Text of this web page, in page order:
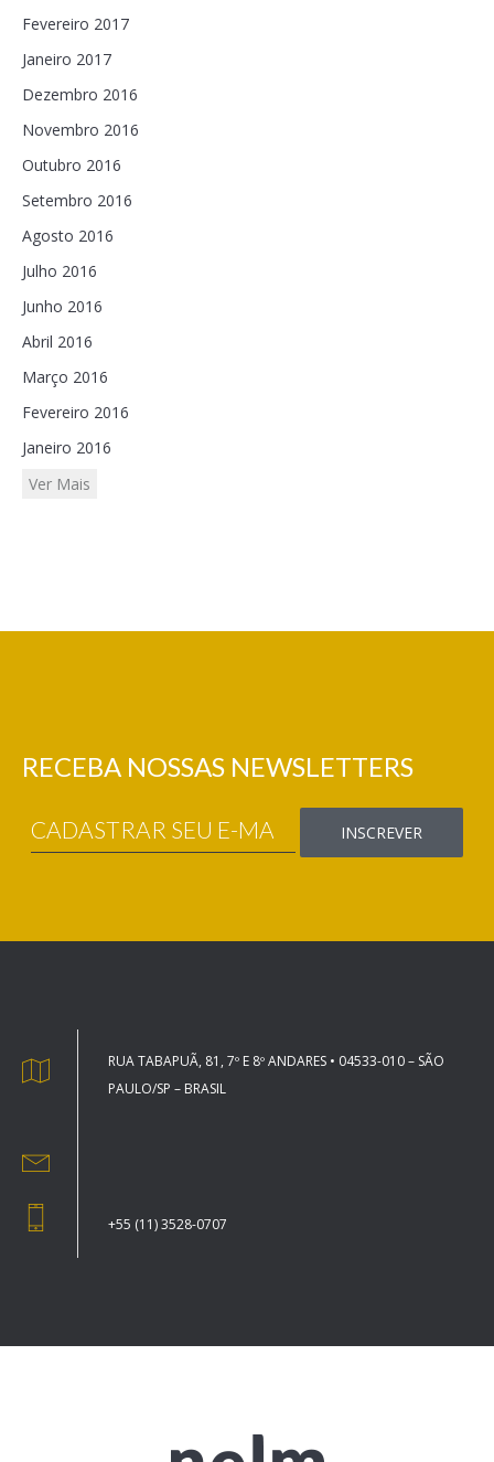
Fevereiro 2017
Janeiro 2017
Dezembro 2016
Novembro 2016
Outubro 2016
Setembro 2016
Agosto 2016
Julho 2016
Junho 2016
Abril 2016
Março 2016
Fevereiro 2016
Janeiro 2016
Ver Mais
RECEBA NOSSAS NEWSLETTERS
RUA TABAPUÃ, 81, 7º E 8º ANDARES • 04533-010 – SÃO
PAULO/SP – BRASIL
+55 (11) 3528-0707